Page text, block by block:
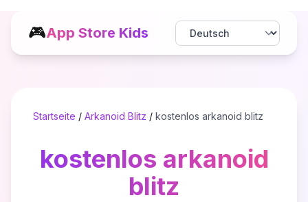
🎮App Store Kids
Startseite / Arkanoid Blitz / kostenlos arkanoid blitz
kostenlos arkanoid
blitz